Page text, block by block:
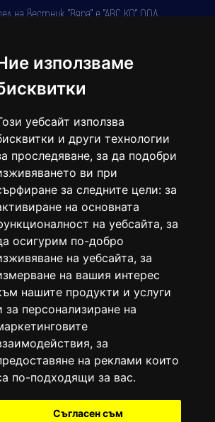
използваме
уебсайт използва
и други технологии
проследяване, за да подобри
ви при
за следните цели: за
на основната
на уебсайта, за
осигурим по-добро
на уебсайта, за
на вашия интерес
нашите продукти и услуги
за персонализиране на
, за
на реклами които
по-подходящи за вас.
Съгласен съм
на вестник "Вяра" е "АВС КО" ООД,
година.
Ботев" 43
и абонаменти
вестника е регистрирано в националния
издания (Българска национална